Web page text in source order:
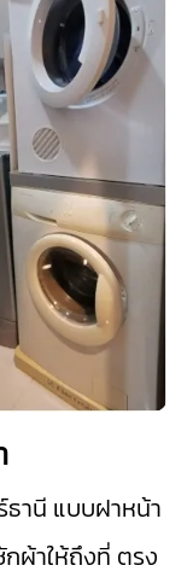
ธานี แบบฝาหน้า
กผ้าให้ถึงที่ ตรง